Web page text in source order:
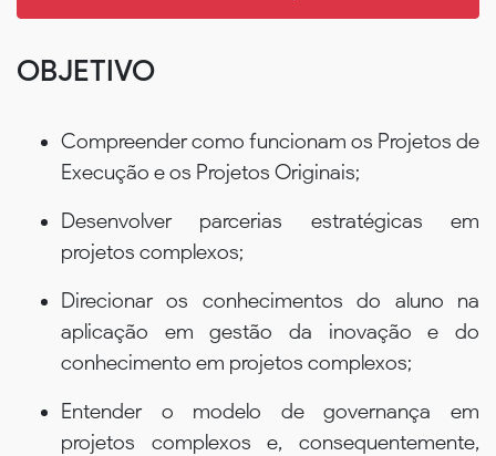
OBJETIVO
Compreender como funcionam os Projetos de
Execução e os Projetos Originais;
Desenvolver parcerias estratégicas em
projetos complexos;
Direcionar os conhecimentos do aluno na
aplicação em gestão da inovação e do
conhecimento em projetos complexos;
Entender o modelo de governança em
projetos complexos e, consequentemente,